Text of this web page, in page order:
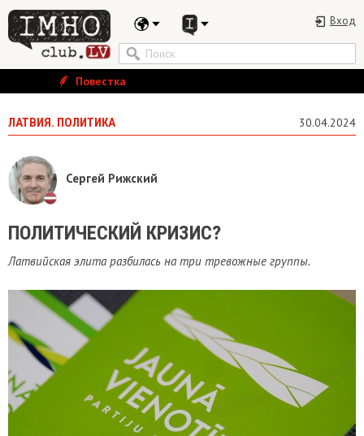
Вход
Повестка
ЛАТВИЯ. ПОЛИТИКА 30.04.2024
Сергей Рижский
ПОЛИТИЧЕСКИЙ КРИЗИС?
Латвийская элита разбилась на три тревожные группы.